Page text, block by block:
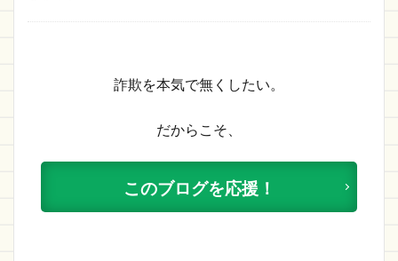
詐欺を本気で無くしたい。
だからこそ、
このブログを応援！